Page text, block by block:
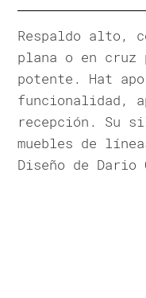
Respaldo alto,
plana o en
potente. Hat
funcionalidad,
recepción. Su
muebles de
Diseño de